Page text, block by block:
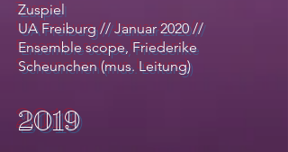
Zuspiel
UA Freiburg // Januar 2020 //
Ensemble scope, Friederike
Scheunchen (mus. Leitung)
2019